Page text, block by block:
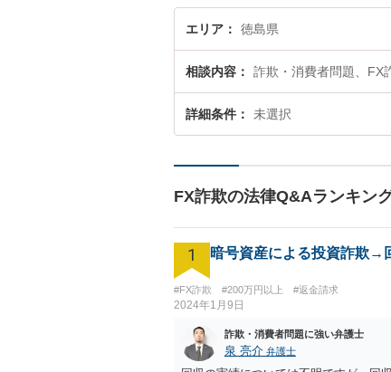
エリア 徳島県
相談内容 詐欺・消費者問題、FX
詳細条件 未選択
FX詐欺の法律Q&Aランキン
1 暗号資産による投資詐欺→
#FX詐欺 #200万円以上 #返金請求
2024年1月9日
詐欺・消費者問題に強い弁護士
泉 亮介 弁護士